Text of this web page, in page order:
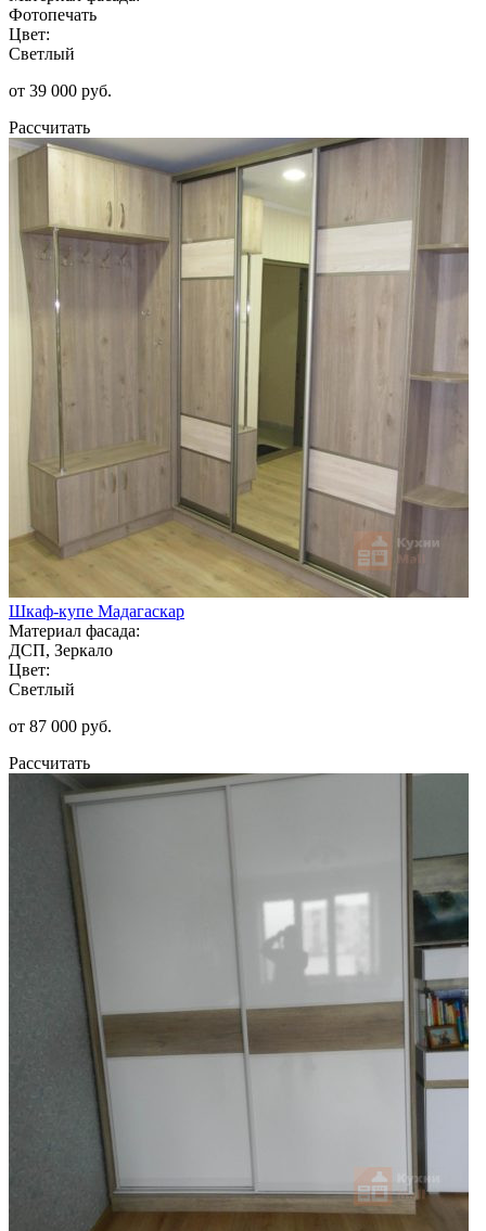
Фотопечать
Цвет:
Светлый
от 39 000 руб.
Рассчитать
Шкаф-купе Мадагаскар
Материал фасада:
ДСП, Зеркало
Цвет:
Светлый
от 87 000 руб.
Рассчитать